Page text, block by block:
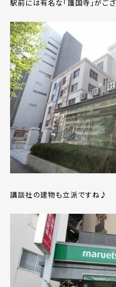
駅前には有名な「護国寺」がござ
講談社の建物も立派ですね♪